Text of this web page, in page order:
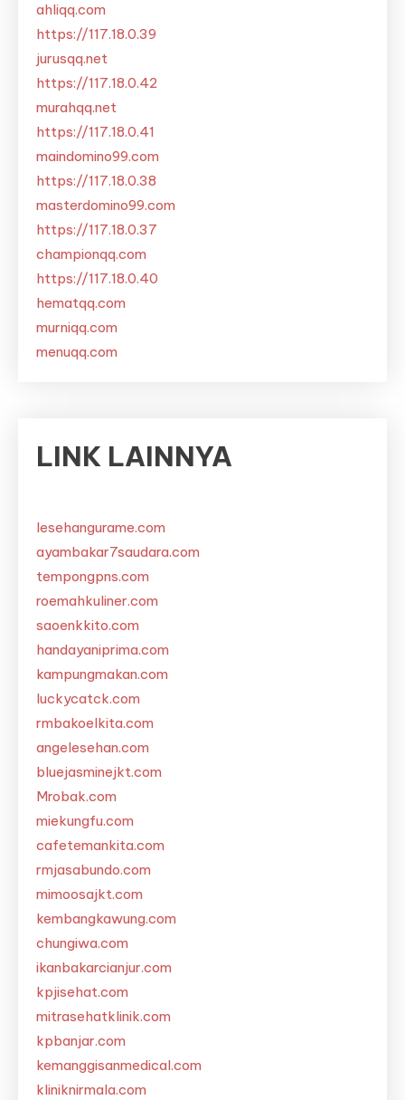
ahliqq.com
https://117.18.0.39
jurusqq.net
https://117.18.0.42
murahqq.net
https://117.18.0.41
maindomino99.com
https://117.18.0.38
masterdomino99.com
https://117.18.0.37
championqq.com
https://117.18.0.40
hematqq.com
murniqq.com
menuqq.com
LINK LAINNYA
lesehangurame.com
ayambakar7saudara.com
tempongpns.com
roemahkuliner.com
saoenkkito.com
handayaniprima.com
kampungmakan.com
luckycatck.com
rmbakoelkita.com
angelesehan.com
bluejasminejkt.com
Mrobak.com
miekungfu.com
cafetemankita.com
rmjasabundo.com
mimoosajkt.com
kembangkawung.com
chungiwa.com
ikanbakarcianjur.com
kpjisehat.com
mitrasehatklinik.com
kpbanjar.com
kemanggisanmedical.com
kliniknirmala.com